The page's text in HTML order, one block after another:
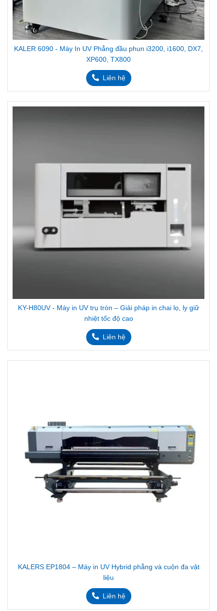
KALER 6090 - Máy In UV Phẳng đầu phun i3200, i1600, DX7,
XP600, TX800
Liên hệ
KY-H80UV - Máy in UV trụ tròn – Giải pháp in chai lọ, ly giữ
nhiệt tốc độ cao
Liên hệ
KALERS EP1804 – Máy in UV Hybrid phẳng và cuộn đa vật
liệu
Liên hệ